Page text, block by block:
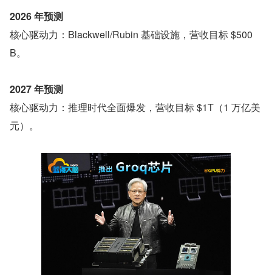
2026 年预测
核心驱动力：Blackwell/Rubin 基础设施，营收目标 $500
B。
2027 年预测
核心驱动力：推理时代全面爆发，营收目标 $1T（1 万亿美
元）。